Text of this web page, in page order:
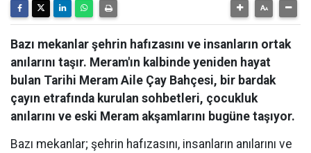
Bazı mekanlar şehrin hafızasını ve insanların ortak
anılarını taşır. Meram'ın kalbinde yeniden hayat
bulan Tarihi Meram Aile Çay Bahçesi, bir bardak
çayın etrafında kurulan sohbetleri, çocukluk
anılarını ve eski Meram akşamlarını bugüne taşıyor.
Bazı mekanlar; şehrin hafızasını, insanların anılarını ve